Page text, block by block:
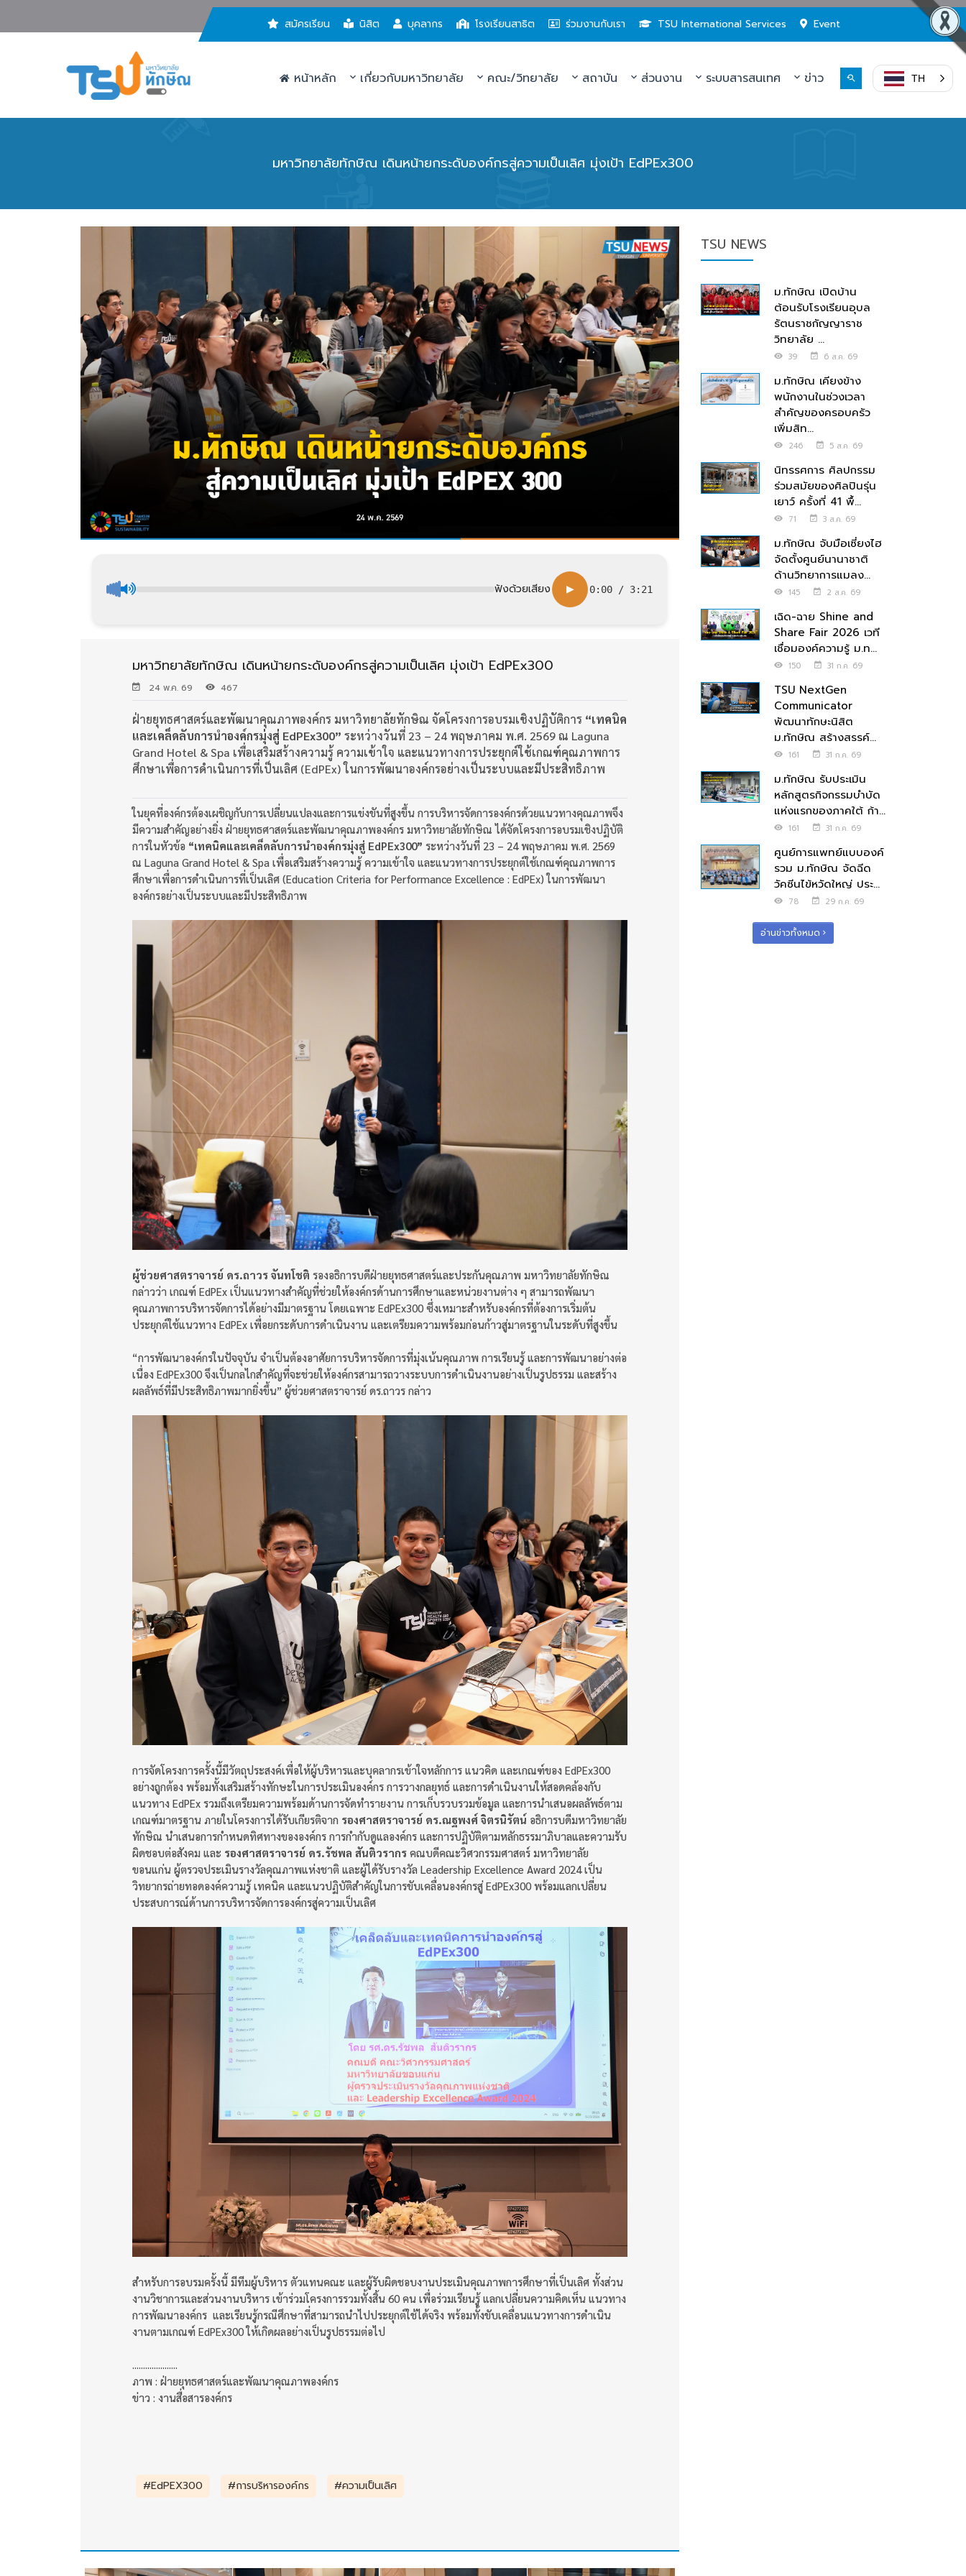
สมัครเรียน นิสิต บุคลากร โรงเรียนสาธิต ร่วมงานกับเรา TSU International Services Event
หน้าหลัก เกี่ยวกับมหาวิทยาลัย คณะ/วิทยาลัย สถาบัน ส่วนงาน ระบบสารสนเทศ ข่าว TH
มหาวิทยาลัยทักษิณ เดินหน้ายกระดับองค์กรสู่ความเป็นเลิศ มุ่งเป้า EdPEx300
ฟังด้วยเสียง ▶ 0:00 / 3:21
มหาวิทยาลัยทักษิณ เดินหน้ายกระดับองค์กรสู่ความเป็นเลิศ มุ่งเป้า EdPEx300
24 พ.ค. 69 467
ฝ่ายยุทธศาสตร์และพัฒนาคุณภาพองค์กร มหาวิทยาลัยทักษิณ จัดโครงการอบรมเชิงปฏิบัติการ “เทคนิค
และเคล็ดลับการนำองค์กรมุ่งสู่ EdPEx300” ระหว่างวันที่ 23 – 24 พฤษภาคม พ.ศ. 2569 ณ Laguna
Grand Hotel & Spa เพื่อเสริมสร้างความรู้ ความเข้าใจ และแนวทางการประยุกต์ใช้เกณฑ์คุณภาพการ
ศึกษาเพื่อการดำเนินการที่เป็นเลิศ (EdPEx) ในการพัฒนาองค์กรอย่างเป็นระบบและมีประสิทธิภาพ
ในยุคที่องค์กรต้องเผชิญกับการเปลี่ยนแปลงและการแข่งขันที่สูงขึ้น การบริหารจัดการองค์กรด้วยแนวทางคุณภาพจึง
มีความสำคัญอย่างยิ่ง ฝ่ายยุทธศาสตร์และพัฒนาคุณภาพองค์กร มหาวิทยาลัยทักษิณ ได้จัดโครงการอบรมเชิงปฏิบัติ
การในหัวข้อ “เทคนิคและเคล็ดลับการนำองค์กรมุ่งสู่ EdPEx300” ระหว่างวันที่ 23 – 24 พฤษภาคม พ.ศ. 2569
ณ Laguna Grand Hotel & Spa เพื่อเสริมสร้างความรู้ ความเข้าใจ และแนวทางการประยุกต์ใช้เกณฑ์คุณภาพการ
ศึกษาเพื่อการดำเนินการที่เป็นเลิศ (Education Criteria for Performance Excellence : EdPEx) ในการพัฒนา
องค์กรอย่างเป็นระบบและมีประสิทธิภาพ
ผู้ช่วยศาสตราจารย์ ดร.ถาวร จันทโชติ รองอธิการบดีฝ่ายยุทธศาสตร์และประกันคุณภาพ มหาวิทยาลัยทักษิณ
กล่าวว่า เกณฑ์ EdPEx เป็นแนวทางสำคัญที่ช่วยให้องค์กรด้านการศึกษาและหน่วยงานต่าง ๆ สามารถพัฒนา
คุณภาพการบริหารจัดการได้อย่างมีมาตรฐาน โดยเฉพาะ EdPEx300 ซึ่งเหมาะสำหรับองค์กรที่ต้องการเริ่มต้น
ประยุกต์ใช้แนวทาง EdPEx เพื่อยกระดับการดำเนินงาน และเตรียมความพร้อมก่อนก้าวสู่มาตรฐานในระดับที่สูงขึ้น
“การพัฒนาองค์กรในปัจจุบัน จำเป็นต้องอาศัยการบริหารจัดการที่มุ่งเน้นคุณภาพ การเรียนรู้ และการพัฒนาอย่างต่อ
เนื่อง EdPEx300 จึงเป็นกลไกสำคัญที่จะช่วยให้องค์กรสามารถวางระบบการดำเนินงานอย่างเป็นรูปธรรม และสร้าง
ผลลัพธ์ที่มีประสิทธิภาพมากยิ่งขึ้น” ผู้ช่วยศาสตราจารย์ ดร.ถาวร กล่าว
การจัดโครงการครั้งนี้มีวัตถุประสงค์เพื่อให้ผู้บริหารและบุคลากรเข้าใจหลักการ แนวคิด และเกณฑ์ของ EdPEx300
อย่างถูกต้อง พร้อมทั้งเสริมสร้างทักษะในการประเมินองค์กร การวางกลยุทธ์ และการดำเนินงานให้สอดคล้องกับ
แนวทาง EdPEx รวมถึงเตรียมความพร้อมด้านการจัดทำรายงาน การเก็บรวบรวมข้อมูล และการนำเสนอผลลัพธ์ตาม
เกณฑ์มาตรฐาน ภายในโครงการได้รับเกียรติจาก รองศาสตราจารย์ ดร.ณฐพงศ์ จิตรนิรัตน์ อธิการบดีมหาวิทยาลัย
ทักษิณ นำเสนอการกำหนดทิศทางขององค์กร การกำกับดูแลองค์กร และการปฏิบัติตามหลักธรรมาภิบาลและความรับ
ผิดชอบต่อสังคม และ รองศาสตราจารย์ ดร.รัชพล สันติวรากร คณบดีคณะวิศวกรรมศาสตร์ มหาวิทยาลัย
ขอนแก่น ผู้ตรวจประเมินรางวัลคุณภาพแห่งชาติ และผู้ได้รับรางวัล Leadership Excellence Award 2024 เป็น
วิทยากรถ่ายทอดองค์ความรู้ เทคนิค และแนวปฏิบัติสำคัญในการขับเคลื่อนองค์กรสู่ EdPEx300 พร้อมแลกเปลี่ยน
ประสบการณ์ด้านการบริหารจัดการองค์กรสู่ความเป็นเลิศ
สำหรับการอบรมครั้งนี้ มีทีมผู้บริหาร ตัวแทนคณะ และผู้รับผิดชอบงานประเมินคุณภาพการศึกษาที่เป็นเลิศ ทั้งส่วน
งานวิชาการและส่วนงานบริหาร เข้าร่วมโครงการรวมทั้งสิ้น 60 คน เพื่อร่วมเรียนรู้ แลกเปลี่ยนความคิดเห็น แนวทาง
การพัฒนาองค์กร และเรียนรู้กรณีศึกษาที่สามารถนำไปประยุกต์ใช้ได้จริง พร้อมทั้งขับเคลื่อนแนวทางการดำเนิน
งานตามเกณฑ์ EdPEx300 ให้เกิดผลอย่างเป็นรูปธรรมต่อไป
ภาพ : ฝ่ายยุทธศาสตร์และพัฒนาคุณภาพองค์กร
ข่าว : งานสื่อสารองค์กร
#EdPEX300 #การบริหารองค์กร #ความเป็นเลิศ
TSU NEWS
ม.ทักษิณ เปิดบ้าน
ต้อนรับโรงเรียนอุบล
รัตนราชกัญญาราช
วิทยาลัย ...
39 6 ส.ค. 69
ม.ทักษิณ เคียงข้าง
พนักงานในช่วงเวลา
สำคัญของครอบครัว
เพิ่มสิท...
246 5 ส.ค. 69
นิทรรศการ ศิลปกรรม
ร่วมสมัยของศิลปินรุ่น
เยาว์ ครั้งที่ 41 พื้...
71 3 ส.ค. 69
ม.ทักษิณ จับมือเซี่ยงไฮ
จัดตั้งศูนย์นานาชาติ
ด้านวิทยาการแมลง...
145 2 ส.ค. 69
เฉิด-ฉาย Shine and
Share Fair 2026 เวที
เชื่อมองค์ความรู้ ม.ท...
150 31 ก.ค. 69
TSU NextGen
Communicator
พัฒนาทักษะนิสิต
ม.ทักษิณ สร้างสรรค์...
161 31 ก.ค. 69
ม.ทักษิณ รับประเมิน
หลักสูตรกิจกรรมบำบัด
แห่งแรกของภาคใต้ ก้า...
161 31 ก.ค. 69
ศูนย์การแพทย์แบบองค์
รวม ม.ทักษิณ จัดฉีด
วัคซีนไข้หวัดใหญ่ ประ...
78 29 ก.ค. 69
อ่านข่าวทั้งหมด